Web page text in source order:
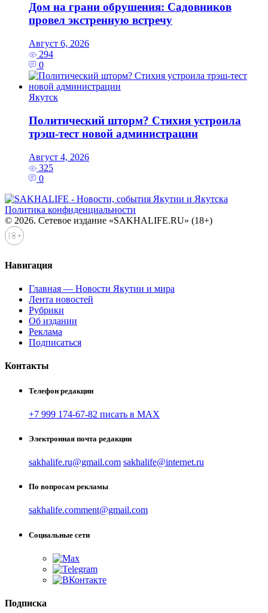
Дом на грани обрушения: Садовников
провел экстренную встречу
Август 6, 2026
294
0
Якутск
Политический шторм? Стихия устроила
трэш-тест новой администрации
Август 4, 2026
325
0
Политика конфиденциальности
© 2026. Сетевое издание «SAKHALIFE.RU» (18+)
Навигация
Главная — Новости Якутии и мира
Лента новостей
Рубрики
Об издании
Реклама
Подписаться
Контакты
Телефон редакции
+7 999 174-67-82 писать в MAX
Электронная почта редакции
sakhalife.ru@gmail.com sakhalife@internet.ru
По вопросам рекламы
sakhalife.comment@gmail.com
Социальные сети
Подписка